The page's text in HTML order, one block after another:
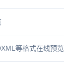
等格式在线预览